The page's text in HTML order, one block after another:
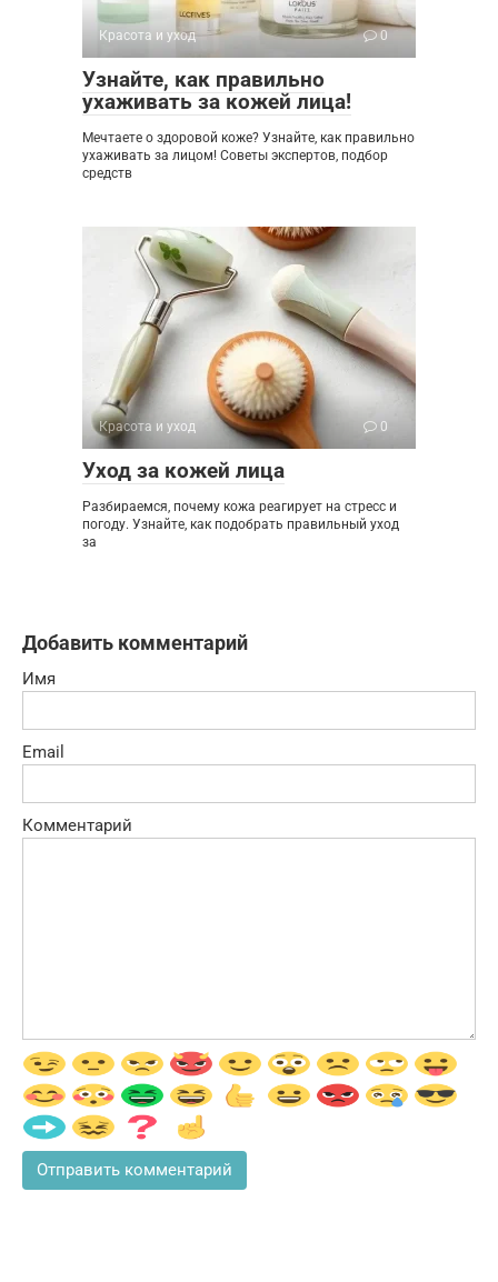
Красота и уход 0
Узнайте, как правильно
ухаживать за кожей лица!
Мечтаете о здоровой коже? Узнайте, как правильно
ухаживать за лицом! Советы экспертов, подбор
средств
Красота и уход 0
Уход за кожей лица
Разбираемся, почему кожа реагирует на стресс и
погоду. Узнайте, как подобрать правильный уход
за
Добавить комментарий
Имя
Email
Комментарий